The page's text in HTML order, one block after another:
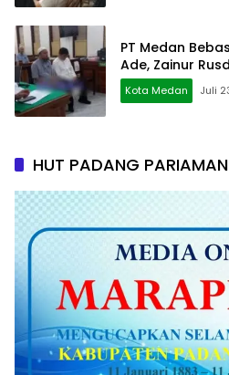
PT Medan
Ade, Zainur
Kota Medan Juli
HUT PADANG PARIAMAN